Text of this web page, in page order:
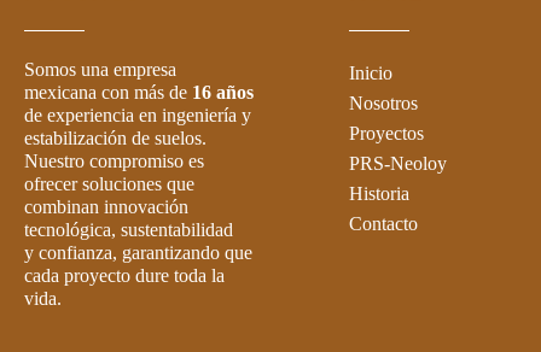
Somos una empresa
mexicana con más de 16 años
de experiencia en ingeniería y
estabilización de suelos.
Nuestro compromiso es
ofrecer soluciones que
combinan innovación
tecnológica, sustentabilidad
y confianza, garantizando que
cada proyecto dure toda la
vida.
Inicio
Nosotros
Proyectos
PRS-Neoloy
Historia
Contacto